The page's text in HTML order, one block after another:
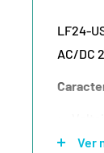
LF24-
AC/DC
Ver